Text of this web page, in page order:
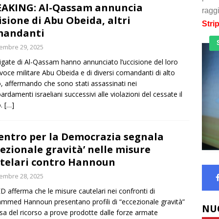
Al-Qassam annuncia
di Abu Obeida, altri
29, 2025
di Al-Qassam hanno annunciato l’uccisione del loro
militare Abu Obeida e di diversi comandanti di alto
affermando che sono stati assassinati nei
israeliani successivi alle violazioni del cessate il
[…]
per la Democrazia segnala
gravità’ nelle misure
contro Hannoun
28, 2025
afferma che le misure cautelari nei confronti di
Hannoun presentano profili di “eccezionale gravità”
del ricorso a prove prodotte dalle forze armate